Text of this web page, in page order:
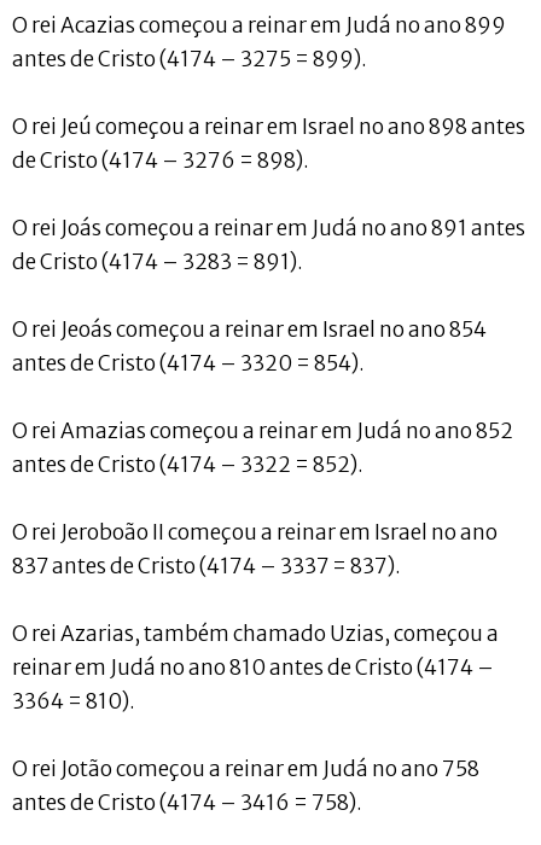
O rei Acazias começou a reinar em Judá no ano 899
antes de Cristo (4174 – 3275 = 899).
O rei Jeú começou a reinar em Israel no ano 898 antes
de Cristo (4174 – 3276 = 898).
O rei Joás começou a reinar em Judá no ano 891 antes
de Cristo (4174 – 3283 = 891).
O rei Jeoás começou a reinar em Israel no ano 854
antes de Cristo (4174 – 3320 = 854).
O rei Amazias começou a reinar em Judá no ano 852
antes de Cristo (4174 – 3322 = 852).
O rei Jeroboão II começou a reinar em Israel no ano
837 antes de Cristo (4174 – 3337 = 837).
O rei Azarias, também chamado Uzias, começou a
reinar em Judá no ano 810 antes de Cristo (4174 –
3364 = 810).
O rei Jotão começou a reinar em Judá no ano 758
antes de Cristo (4174 – 3416 = 758).